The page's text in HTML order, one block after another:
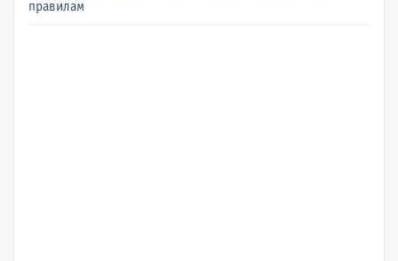
правилам